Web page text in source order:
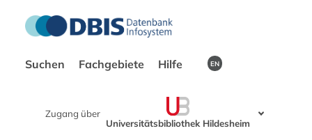
Suchen Fachgebiete Hilfe EN
Zugang über
Universitätsbibliothek Hildesheim